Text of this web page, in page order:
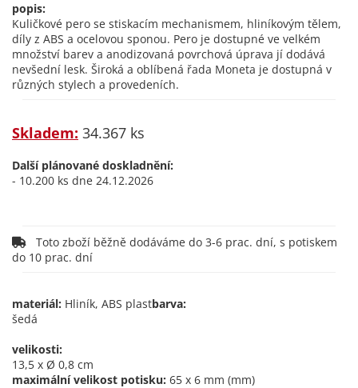
popis:
Kuličkové pero se stiskacím mechanismem, hliníkovým tělem,
díly z ABS a ocelovou sponou. Pero je dostupné ve velkém
množství barev a anodizovaná povrchová úprava jí dodává
nevšední lesk. Široká a oblíbená řada Moneta je dostupná v
různých stylech a provedeních.
Skladem: 34.367 ks
Další plánované doskladnění:
- 10.200 ks dne 24.12.2026
Toto zboží běžně dodáváme do 3-6 prac. dní, s potiskem
do 10 prac. dní
materiál: Hliník, ABS plastbarva:
šedá
velikosti:
13,5 x Ø 0,8 cm
maximální velikost potisku: 65 x 6 mm (mm)